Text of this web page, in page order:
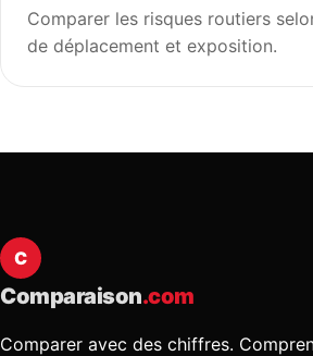
Comparer les risques routiers
de déplacement et exposition.
C
Comparaison.com
Comparer avec des chiffres.